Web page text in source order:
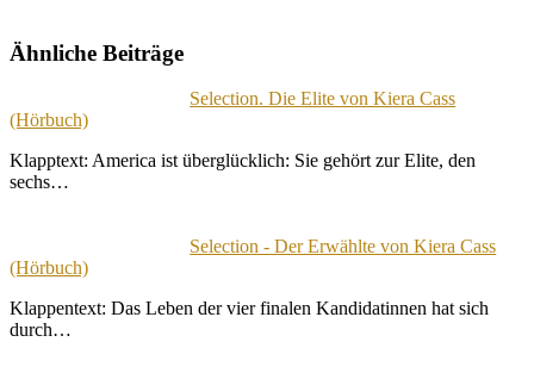
Ähnliche Beiträge
Selection. Die Elite von Kiera Cass
(Hörbuch)
Klapptext: America ist überglücklich: Sie gehört zur Elite, den
sechs…
Selection - Der Erwählte von Kiera Cass
(Hörbuch)
Klappentext: Das Leben der vier finalen Kandidatinnen hat sich
durch…